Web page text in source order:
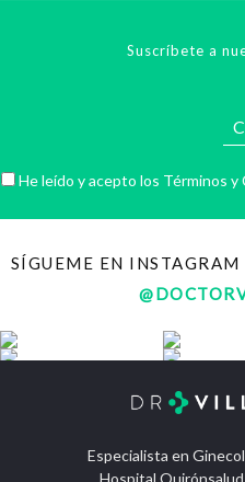
Suscríbete a
He leído y acepto los Términos y
SÍGUEME EN
Especialista en